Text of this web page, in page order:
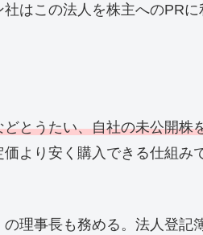
はこの法人を株主へのPRに
とうたい、自社の未公開株
より安く購入できる仕組み
理事長も務める。法人登記